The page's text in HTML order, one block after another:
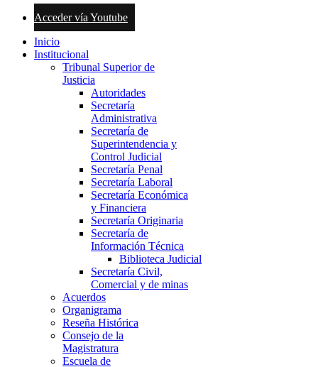
Acceder vía Youtube
Inicio
Institucional
Tribunal Superior de
Justicia
Autoridades
Secretaría
Administrativa
Secretaría de
Superintendencia y
Control Judicial
Secretaría Penal
Secretaría Laboral
Secretaría Económica
y Financiera
Secretaría Originaria
Secretaría de
Información Técnica
Biblioteca Judicial
Secretaría Civil,
Comercial y de minas
Acuerdos
Organigrama
Reseña Histórica
Consejo de la
Magistratura
Escuela de